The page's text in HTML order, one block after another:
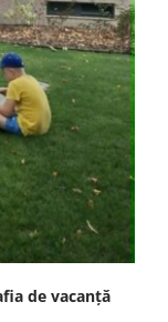
de vacanță